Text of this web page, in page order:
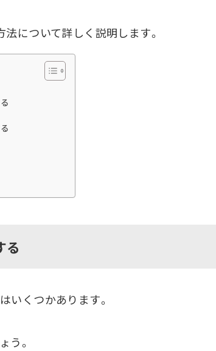
について詳しく説明します。
る
いくつかあります。
う。